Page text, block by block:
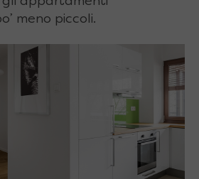
meno piccoli.